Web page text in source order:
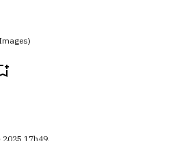
2025 17h49.